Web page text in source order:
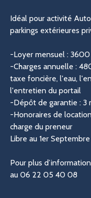
Idéal pour activité
parkings extérieures
-Loyer mensuel : 3600
-Charges annuelle :
taxe foncière, l'eau,
l'entretien du portail
-Dépôt de garantie : 3
-Honoraires de
charge du preneur
Libre au 1er
Pour plus
au 06 22 05 40 08